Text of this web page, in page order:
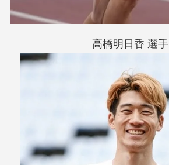
高橋明日香 選手